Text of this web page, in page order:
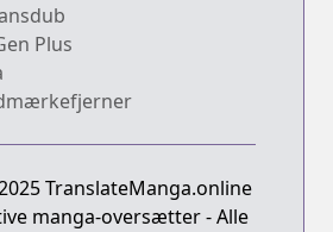
Plus
TranslateManga.online
manga-oversætter - Alle